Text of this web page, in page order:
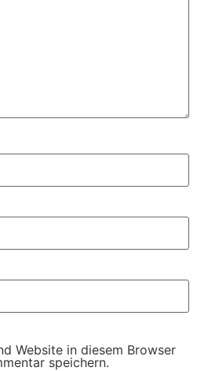
Website in diesem Browser
speichern.